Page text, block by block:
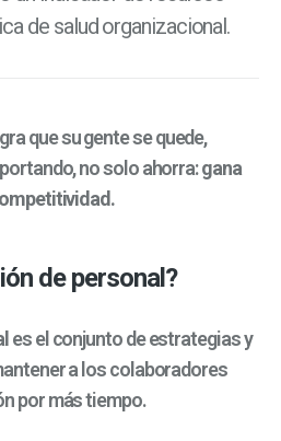
de salud organizacional.
que su gente se quede,
no solo ahorra:gana
de personal?
es el conjunto de estrategias y
a los colaboradores
por más tiempo.